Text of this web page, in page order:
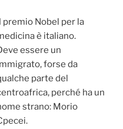
premio Nobel per la
è italiano.
essere un
forse da
parte del
perché ha un
strano: Morio